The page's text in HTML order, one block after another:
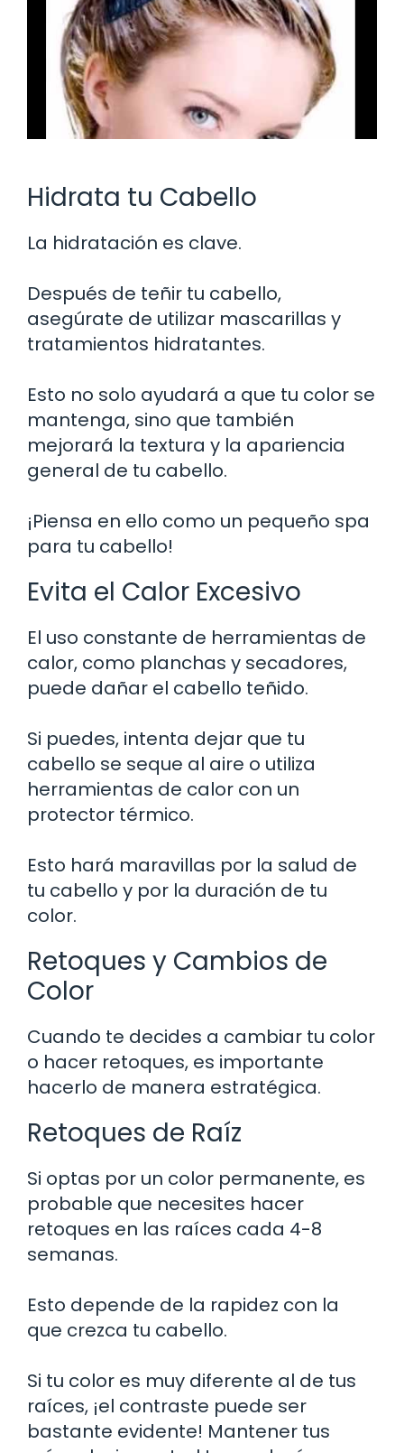
Hidrata tu Cabello
La hidratación es clave.
Después de teñir tu cabello,
asegúrate de utilizar mascarillas y
tratamientos hidratantes.
Esto no solo ayudará a que tu color se
mantenga, sino que también
mejorará la textura y la apariencia
general de tu cabello.
¡Piensa en ello como un pequeño spa
para tu cabello!
Evita el Calor Excesivo
El uso constante de herramientas de
calor, como planchas y secadores,
puede dañar el cabello teñido.
Si puedes, intenta dejar que tu
cabello se seque al aire o utiliza
herramientas de calor con un
protector térmico.
Esto hará maravillas por la salud de
tu cabello y por la duración de tu
color.
Retoques y Cambios de
Color
Cuando te decides a cambiar tu color
o hacer retoques, es importante
hacerlo de manera estratégica.
Retoques de Raíz
Si optas por un color permanente, es
probable que necesites hacer
retoques en las raíces cada 4-8
semanas.
Esto depende de la rapidez con la
que crezca tu cabello.
Si tu color es muy diferente al de tus
raíces, ¡el contraste puede ser
bastante evidente! Mantener tus